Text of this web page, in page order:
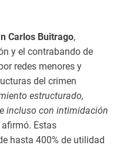
Carlos Buitrago,
y el contrabando de
redes menores y
del crimen
estructurado,
incluso con intimidación
afirmó. Estas
hasta 400% de utilidad